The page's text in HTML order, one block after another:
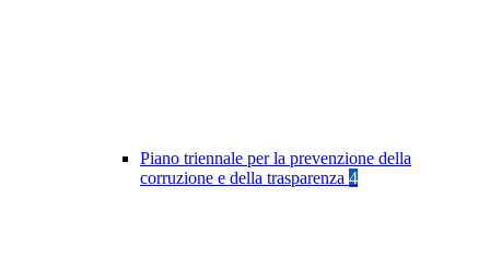
Piano triennale per la prevenzione della
corruzione e della trasparenza 4